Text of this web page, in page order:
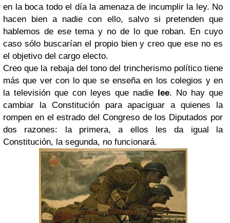
en la boca todo el día la amenaza de incumplir la ley. No
hacen bien a nadie con ello, salvo si pretenden que
hablemos de ese tema y no de lo que roban. En cuyo
caso sólo buscarían el propio bien y creo que ese no es
el objetivo del cargo electo.
Creo que la rebaja del tono del trincherismo político tiene
más que ver con lo que se enseña en los colegios y en
la televisión que con leyes que nadie lee. No hay que
cambiar la Constitución para apaciguar a quienes la
rompen en el estrado del Congreso de los Diputados por
dos razones: la primera, a ellos les da igual la
Constitución, la segunda, no funcionará.